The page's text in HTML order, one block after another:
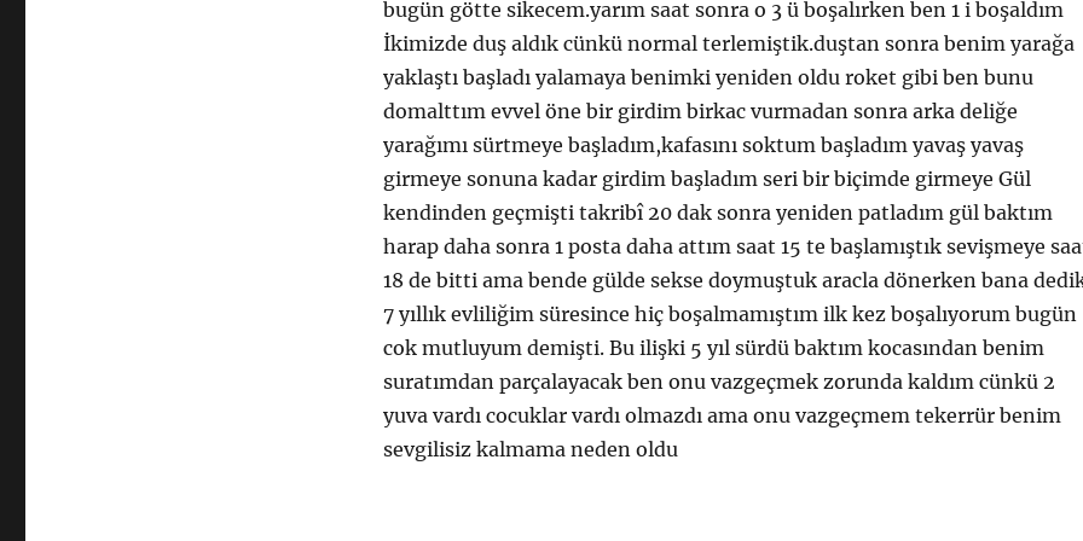
bugün götte sikecem.yarım saat sonra o 3 ü boşalırken ben 1 i boşaldım
İkimizde duş aldık cünkü normal terlemiştik.duştan sonra benim yarağa
yaklaştı başladı yalamaya benimki yeniden oldu roket gibi ben bunu
domalttım evvel öne bir girdim birkac vurmadan sonra arka deliğe
yarağımı sürtmeye başladım,kafasını soktum başladım yavaş yavaş
girmeye sonuna kadar girdim başladım seri bir biçimde girmeye Gül
kendinden geçmişti takribî 20 dak sonra yeniden patladım gül baktım
harap daha sonra 1 posta daha attım saat 15 te başlamıştık sevişmeye
18 de bitti ama bende gülde sekse doymuştuk aracla dönerken bana
7 yıllık evliliğim süresince hiç boşalmamıştım ilk kez boşalıyorum bugün
cok mutluyum demişti. Bu ilişki 5 yıl sürdü baktım kocasından benim
suratımdan parçalayacak ben onu vazgeçmek zorunda kaldım cünkü 2
yuva vardı cocuklar vardı olmazdı ama onu vazgeçmem tekerrür benim
sevgilisiz kalmama neden oldu